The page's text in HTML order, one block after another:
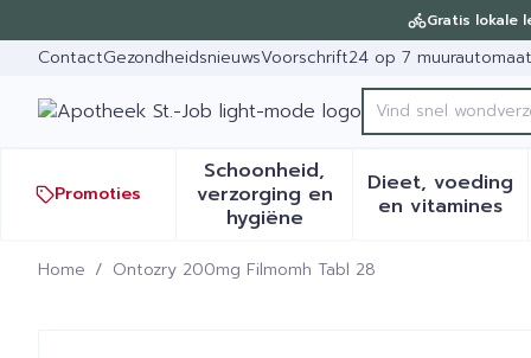
Gratis lokale
ContactGezondheidsnieuwsVoorschrift24 op 7 muurautomaat
Product, merk,
Vind snel
Promoties
Schoonheid,
verzorging en
hygiëneToon submenu voor
Dieet, voeding
en vitamines
Toon
Home / Ontozry 200mg Filmomh Tabl 28